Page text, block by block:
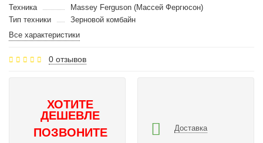
Техника
Massey Ferguson (Массей Фергюсон)
Тип техники
Зерновой комбайн
Все характеристики
0 отзывов
ХОТИТЕ
ДЕШЕВЛЕ
ПОЗВОНИТЕ
Доставка